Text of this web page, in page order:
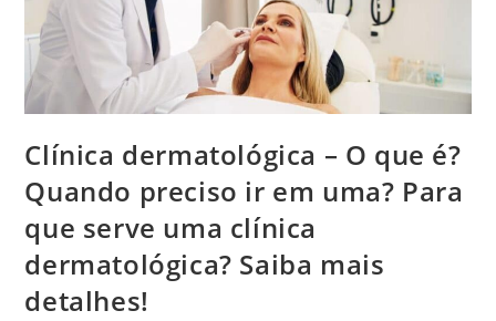
Clínica dermatológica – O que é?
Quando preciso ir em uma? Para
que serve uma clínica
dermatológica? Saiba mais
detalhes!